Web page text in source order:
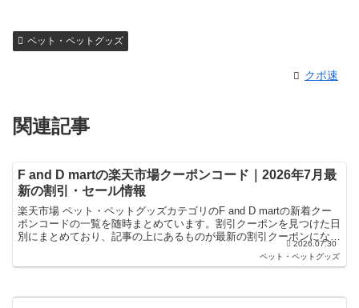
ペット・ペットグッズ
クポ速
関連記事
F and D martの楽天市場クーポンコード｜2026年7月最
新の割引・セール情報
楽天市場 ペット・ペットグッズカテゴリのF and D martの新着クー
ポンコードの一覧を随時まとめています。割引クーポンを見つけた日
別にまとめており、記事の上にあるものが最新の割引クーポンになり
2026.07.30
ペット・ペットグッズ